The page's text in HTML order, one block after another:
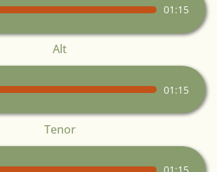
01:15
Alt
01:15
Tenor